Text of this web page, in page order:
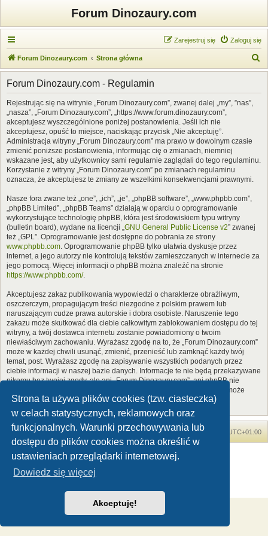
Strona ta używa plików cookies (tzw. ciasteczka)
w celach statystycznych, reklamowych oraz
funkcjonalnych. Warunki przechowywania lub
dostępu do plików cookies można określić w
ustawieniach przeglądarki internetowej.
Dowiedz się więcej
Akceptuję!
Forum Dinozaury.com
Zaloguj się
Zarejestruj się
Forum Dinozaury.com Strona główna
z
Forum Dinozaury.com - Regulamin
Rejestrując się na witrynie „Forum Dinozaury.com”, zwanej dalej „my”, ”nas”,
„nasza”, „Forum Dinozaury.com”, „https://www.forum.dinozaury.com”,
akceptujesz wyszczególnione poniżej postanowienia. Jeśli ich nie
akceptujesz, opuść to miejsce, naciskając przycisk „Nie akceptuję”.
Administracja witryny „Forum Dinozaury.com” ma prawo w dowolnym czasie
zmienić poniższe postanowienia, informując cię o zmianach, niemniej
wskazane jest, aby użytkownicy sami regularnie zaglądali do tego regulaminu.
Korzystanie z witryny „Forum Dinozaury.com” po zmianach regulaminu
oznacza, że akceptujesz te zmiany ze wszelkimi konsekwencjami prawnymi.
Nasze fora zwane też „one”, „ich”, „je”, „phpBB software”, „www.phpbb.com”,
„phpBB Limited”, „phpBB Teams” działają w oparciu o oprogramowanie
wykorzystujące technologię phpBB, która jest środowiskiem typu witryny
(bulletin board), wydane na licencji „GNU General Public License v2” zwanej
też „GPL”. Oprogramowanie jest dostępne do pobrania ze strony
www.phpbb.com. Oprogramowanie phpBB tylko ułatwia dyskusje przez
internet, a jego autorzy nie kontrolują tekstów zamieszczanych w internecie za
jego pomocą. Więcej informacji o phpBB można znaleźć na stronie
https://www.phpbb.com/.
Akceptujesz zakaz publikowania wypowiedzi o charakterze obraźliwym,
oszczerczym, propagującym treści niezgodne z polskim prawem lub
naruszającym cudze prawa autorskie i dobra osobiste. Naruszenie tego
zakazu może skutkować dla ciebie całkowitym zablokowaniem dostępu do tej
witryny, a twój dostawca internetu zostanie powiadomiony o twoim
niewłaściwym zachowaniu. Wyrażasz zgodę na to, że „Forum Dinozaury.com”
może w każdej chwili usunąć, zmienić, przenieść lub zamknąć każdy twój
temat, post. Wyrażasz zgodę na zapisywanie wszystkich podanych przez
ciebie informacji w naszej bazie danych. Informacje te nie będą przekazywane
nikomu bez twojej zgody, ale ani „Forum Dinozaury.com”, ani phpBB nie
ponosi odpowiedzialności za włamania do witryny, podczas których może
dojść do kradzieży danych.
Forum Dinozaury.com Strona główna Strefa czasowa UTC+01:00
Dinozaury.com© 2006-2020
Polski pakiet językowy dostarcza